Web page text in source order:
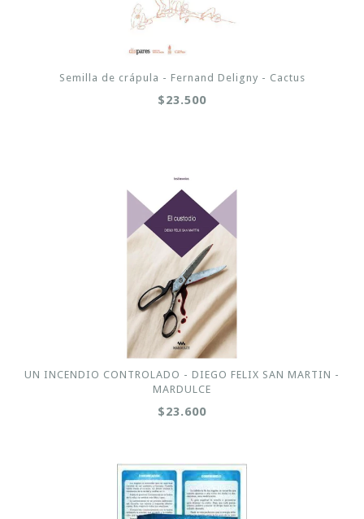
Semilla de crápula - Fernand Deligny - Cactus
$23.500
UN INCENDIO CONTROLADO - DIEGO FELIX SAN MARTIN -
MARDULCE
$23.600